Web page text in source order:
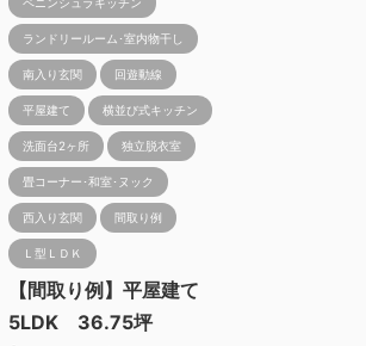
ランドリールーム･室内物干し
南入り玄関 回遊動線
平屋建て 横並び式キッチン
洗面台2ヶ所 独立脱衣室
畳コーナー･和室･ヌック
西入り玄関 間取り例
Ｌ型ＬＤＫ
【間取り例】平屋建て
5LDK 36.75坪